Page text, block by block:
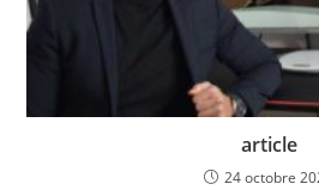
article
24 octobre